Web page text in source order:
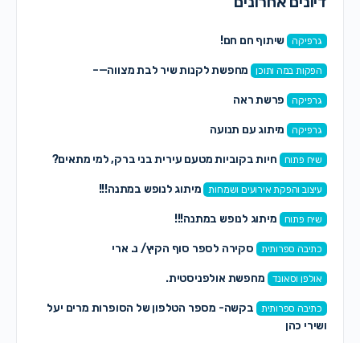
גרפיקה שיתוף חם חם!
הפקות במה ותוכן מחפשת לקנות שיר לבת מצווה—–
גרפיקה פרשת ראה
גרפיקה מיתוג עם תנועה
שיח פתוח חיות בקוביות מטעם עירית בני ברק, למי מתאים?
עיצוב והפקת אירועים ושמחות מיתוג לנופש במתנה!!!
שיח פתוח מיתוג לנופש במתנה!!!
כתיבה ספרותית סקירה לספר סוף הקיץ/ נ. ארי
אולפן וסאונד מחפשת אולפניסטית.
כתיבה ספרותית
בקשה- מספר הטלפון של הסופרות מרים יעל
ושירי כהן